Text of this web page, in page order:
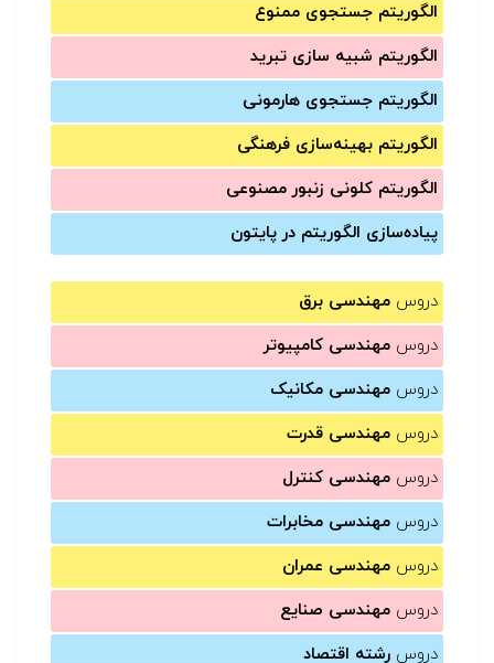
الگوریتم جستجوی ممنوع
الگوریتم شبیه سازی تبرید
الگوریتم جستجوی هارمونی
الگوریتم بهینه‌سازی فرهنگی
الگوریتم کلونی زنبور مصنوعی
پیاده‌سازی الگوریتم در پایتون
دروس مهندسی برق
دروس مهندسی کامپیوتر
دروس مهندسی مکانیک
دروس مهندسی قدرت
دروس مهندسی کنترل
دروس مهندسی مخابرات
دروس مهندسی عمران
دروس مهندسی صنایع
دروس رشته اقتصاد